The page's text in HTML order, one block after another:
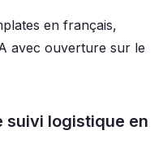
en français,
avec ouverture sur le
suivi logistique en